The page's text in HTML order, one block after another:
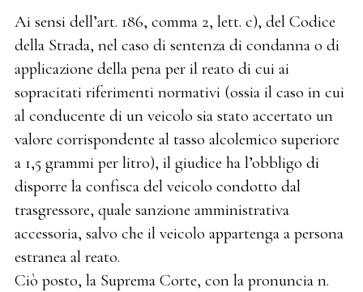
Ai sensi dell’art. 186, comma 2, lett. c), del Codice
della Strada, nel caso di sentenza di condanna o di
applicazione della pena per il reato di cui ai
sopracitati riferimenti normativi (ossia il caso in cui
al conducente di un veicolo sia stato accertato un
valore corrispondente al tasso alcolemico superiore
a 1,5 grammi per litro), il giudice ha l’obbligo di
disporre la confisca del veicolo condotto dal
trasgressore, quale sanzione amministrativa
accessoria, salvo che il veicolo appartenga a persona
estranea al reato.
Ciò posto, la Suprema Corte, con la pronuncia n.